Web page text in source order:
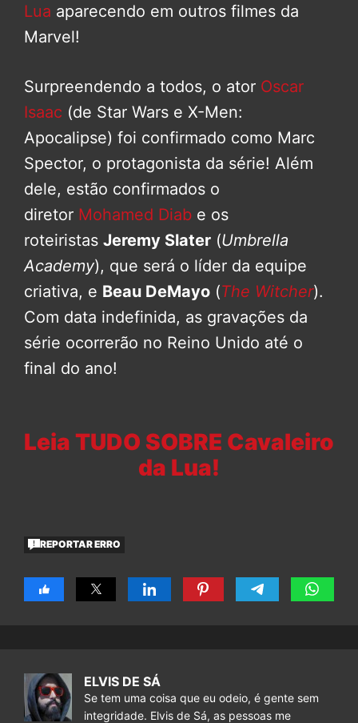
Lua aparecendo em outros filmes da
Marvel!
Surpreendendo a todos, o ator Oscar
Isaac (de Star Wars e X-Men:
Apocalipse) foi confirmado como Marc
Spector, o protagonista da série! Além
dele, estão confirmados o
diretor Mohamed Diab e os
roteiristas Jeremy Slater (Umbrella
Academy), que será o líder da equipe
criativa, e Beau DeMayo (The Witcher).
Com data indefinida, as gravações da
série ocorrerão no Reino Unido até o
final do ano!
Leia TUDO SOBRE Cavaleiro
da Lua!
REPORTAR ERRO
ELVIS DE SÁ
Se tem uma coisa que eu odeio, é gente sem
integridade. Elvis de Sá, as pessoas me